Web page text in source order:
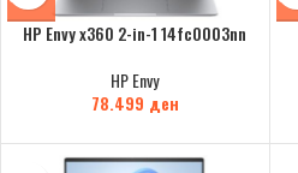
HP Envy x360 2-in-1 14fc0003nn
HP Envy
78.499 ден